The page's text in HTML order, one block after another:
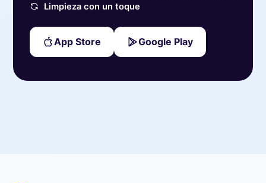
Limpieza con un toque
App Store Google Play